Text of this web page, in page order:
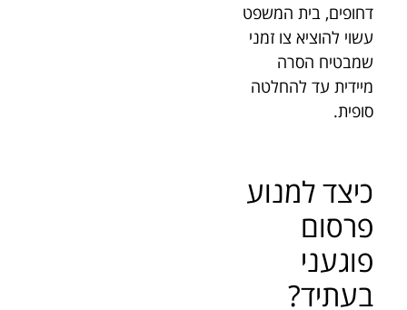
דחופים, בית המשפט
עשוי להוציא צו זמני
שמבטיח הסרה
מיידית עד להחלטה
סופית.
כיצד למנוע
פרסום
פוגעני
בעתיד?